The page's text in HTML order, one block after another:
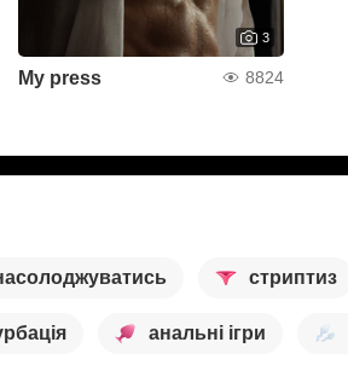
3
My press 8824
стриптиз
анальні ігри